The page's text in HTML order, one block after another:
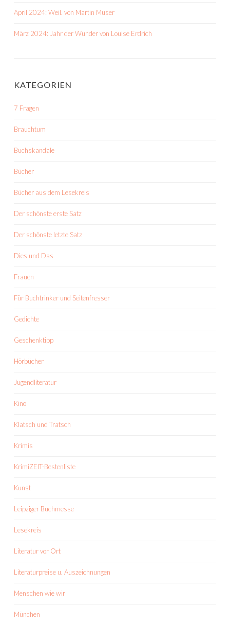
April 2024: Weil. von Martin Muser
März 2024: Jahr der Wunder von Louise Erdrich
KATEGORIEN
7 Fragen
Brauchtum
Buchskandale
Bücher
Bücher aus dem Lesekreis
Der schönste erste Satz
Der schönste letzte Satz
Dies und Das
Frauen
Für Buchtrinker und Seitenfresser
Gedichte
Geschenktipp
Hörbücher
Jugendliteratur
Kino
Klatsch und Tratsch
Krimis
KrimiZEIT-Bestenliste
Kunst
Leipziger Buchmesse
Lesekreis
Literatur vor Ort
Literaturpreise u. Auszeichnungen
Menschen wie wir
München